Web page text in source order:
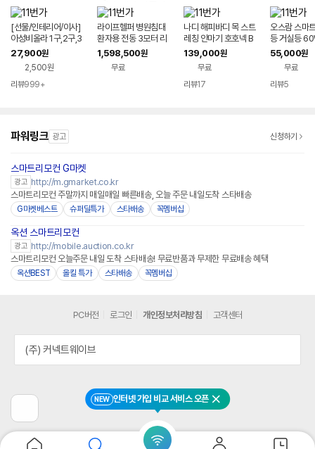
[선물/인테리어/이사]
아성비올라 1구,2구,3
구,4구,5구,6구 리모
콘스위치
27,900원
2,500원
리뷰999+
라이프헬퍼 병원침대
환자용 전동 3모터 리
모컨 매트리스 포함 L
H-BED1 제품 179kg
무게의 기술력 침대
1,598,500원
무료
나디 해피바디 목 스트
레칭 안마기 호호넥 B
M-333 마사지 어깨
139,000원
무료
리뷰17
오스람 스마
등 거실등
리모컨 WIFI
호환 플리커
55,000원
무료
리뷰5
파워링크 광고 신청하기
스마트리모컨 G마켓
광고 http://m.gmarket.co.kr
스마트리모컨 주말까지 매일매일 빠른배송, 오늘 주문 내일도착 스타배송
G마켓베스트 슈퍼딜특가 스타배송 꼭멤버십
옥션 스마트리모컨
광고 http://mobile.auction.co.kr
스마트리모컨 오늘주문 내일 도착 스타배송! 무료반품과 무제한 무료배송 혜택
옥션BEST 올킬 특가 스타배송 꼭멤버십
전
페
이
NEW 인터넷 가입 비교 서비스 오픈 닫기
PC버전 로그인 개인정보처리방침 고객센터
(주) 커넥트웨이브